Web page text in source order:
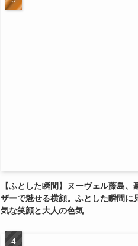
【ふとした瞬間】ヌーヴェル藤島、
ザーで魅せる横顔。ふとした瞬間に
気な笑顔と大人の色気